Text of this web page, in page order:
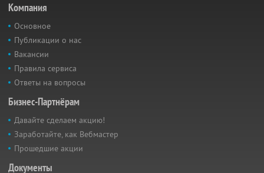
Компания
Основное
Публикации о нас
Вакансии
Правила сервиса
Ответы на вопросы
Бизнес-Партнёрам
Давайте сделаем акцию!
Заработайте, как Вебмастер
Прошедшие акции
Документы